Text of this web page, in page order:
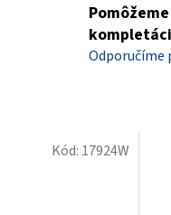
Odporučíme
Kód: 17924W